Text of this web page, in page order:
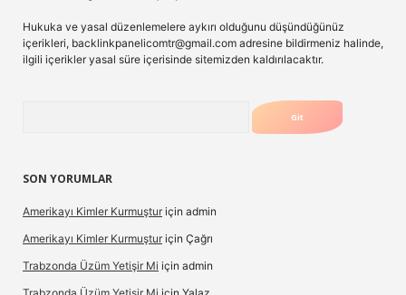
Hukuka ve yasal düzenlemelere aykırı olduğunu düşündüğünüz
içerikleri, backlinkpanelicomtr@gmail.com adresine bildirmeniz halinde,
ilgili içerikler yasal süre içerisinde sitemizden kaldırılacaktır.
SON YORUMLAR
Amerikayı Kimler Kurmuştur için admin
Amerikayı Kimler Kurmuştur için Çağrı
Trabzonda Üzüm Yetişir Mi için admin